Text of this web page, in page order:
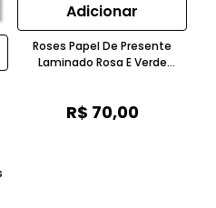
Adicionar
Roses Papel De Presente
Laminado Rosa E Verde
R$ 70,00